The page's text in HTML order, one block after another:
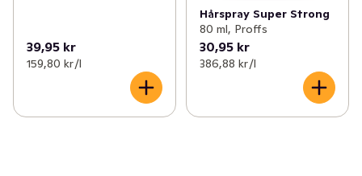
39,95 kr
159,80 kr /l
Hårspray Super Strong
80 ml, Proffs
30,95 kr
386,88 kr /l